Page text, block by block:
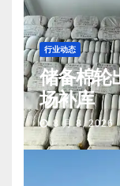
行业动态
储备棉轮
场补库
8 月 8, 2026